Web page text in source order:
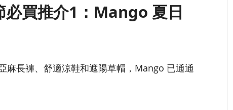
必買推介1：Mango 夏日
麻長褲、舒適涼鞋和遮陽草帽，Mango 已通通